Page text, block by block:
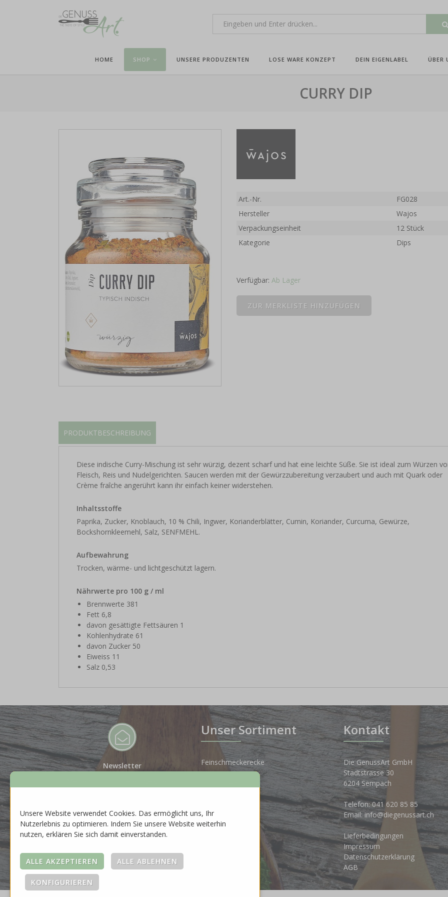
HOME SHOP UNSERE PRODUZENTEN LOSE WARE KONZEPT DEIN EIGENLABEL ÜBER
CURRY DIP
Art.-Nr.
FG028
Hersteller
Wajos
Verpackungseinheit
12 Stück
Kategorie
Dips
Verfügbar:Ab Lager
PRODUKTBESCHREIBUNG
Diese indische Curry-Mischung ist sehr würzig, dezent scharf und hat eine leichte Süße. Sie ist ideal zum Würzen
Fleisch, Reis und Nudelgerichten. Saucen werden mit der Gewürzzubereitung verzaubert und auch mit Quark oder
Crème fraîche angerührt kann ihr einfach keiner widerstehen.
Inhaltsstoffe
Paprika, Zucker, Knoblauch, 10 % Chili, Ingwer, Korianderblätter, Cumin, Koriander, Curcuma, Gewürze,
Bockshornkleemehl, Salz, SENFMEHL.
Aufbewahrung
Trocken, wärme- und lichtgeschützt lagern.
Nährwerte pro 100 g / ml
Brennwerte 381
Fett 6,8
davon gesättigte Fettsäuren 1
Kohlenhydrate 61
davon Zucker 50
Eiweiss 11
Salz 0,53
Newsletter
ZUR ANMELDUNG
Unser Sortiment
Feinschmeckerecke
Neuheiten
Kontakt
Die GenussArt GmbH
Stadtstrasse 30
6204 Sempach
Telefon:041 620 85 85
Email: info@diegenussart.ch
Lieferbedingungen
Impressum
Datenschutzerklärung
AGB
Unsere Website verwendet Cookies. Das ermöglicht uns, Ihr
Nutzerlebnis zu optimieren. Indem Sie unsere Website weiterhin
nutzen, erklären Sie sich damit einverstanden.